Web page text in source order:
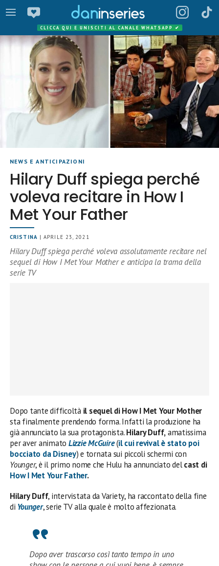
CLICCA QUI E UNISCITI AL CANALE WHATSAPP ✔
NEWS E ANTICIPAZIONI
Hilary Duff spiega perché
voleva recitare in How I
Met Your Father
CRISTINA | APRILE 23, 2021
Hilary Duff spiega perché voleva assolutamente recitare nel
sequel di How I Met Your Mother e anticipa la trama della
serie TV
Dopo tante difficoltà il sequel di How I Met Your Mother
sta finalmente prendendo forma. Infatti la produzione ha
già annunciato la sua protagonista.Hilary Duff,amatissima
per aver animato Lizzie McGuire(il cui revival è stato poi
bocciato da Disney) e tornata sui piccoli schermi con
Younger, è il primo nome che Hulu ha annunciato delcast di
How I Met Your Father.
Hilary Duff, intervistata da Variety, ha raccontato della fine
di Younger, serie TV alla quale è molto affezionata.
Dopo aver trascorso così tanto tempo in uno